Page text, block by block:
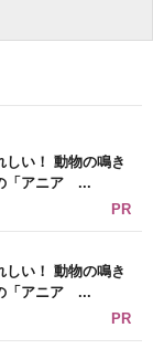
しい！ 動物の鳴き
「アニア ...
PR
しい！ 動物の鳴き
「アニア ...
PR